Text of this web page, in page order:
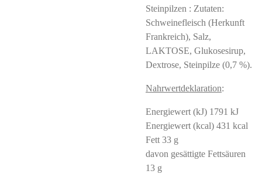
Steinpilzen : Zutaten:
Schweinefleisch (Herkunft
Frankreich), Salz,
LAKTOSE, Glukosesirup,
Dextrose, Steinpilze (0,7 %).
Nahrwertdeklaration:
Energiewert (kJ) 1791 kJ
Energiewert (kcal) 431 kcal
Fett 33 g
davon gesättigte Fettsäuren
13 g